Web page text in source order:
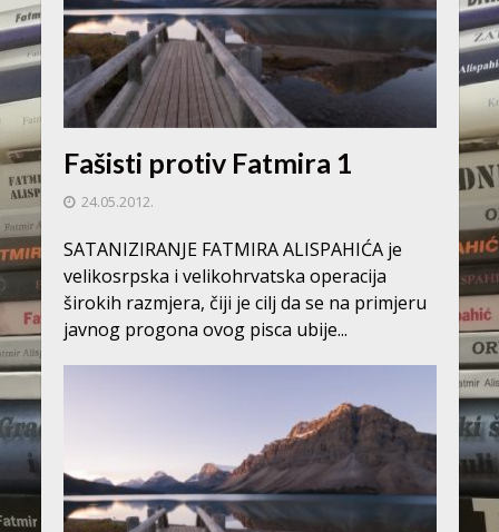
Fašisti protiv Fatmira 1
24.05.2012.
SATANIZIRANJE FATMIRA ALISPAHIĆA je
velikosrpska i velikohrvatska operacija
širokih razmjera, čiji je cilj da se na primjeru
javnog progona ovog pisca ubije...